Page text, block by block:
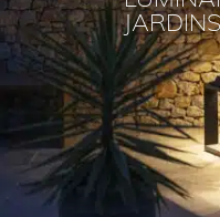
JARDINS